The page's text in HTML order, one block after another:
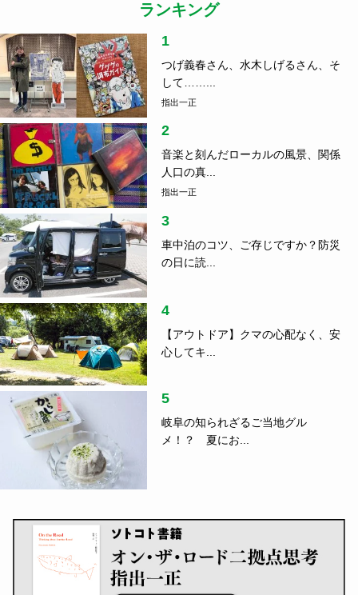
ランキング
1
つげ義春さん、水木しげるさん、そ
して……...
指出一正
2
音楽と刻んだローカルの風景、関係
人口の真...
指出一正
3
車中泊のコツ、ご存じですか？防災
の日に読...
4
【アウトドア】クマの心配なく、安
心してキ...
5
岐阜の知られざるご当地グル
メ！？ 夏にお...